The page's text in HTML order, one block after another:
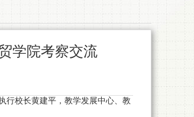
学院考察交流
行校长黄建平，教学发展中心、教